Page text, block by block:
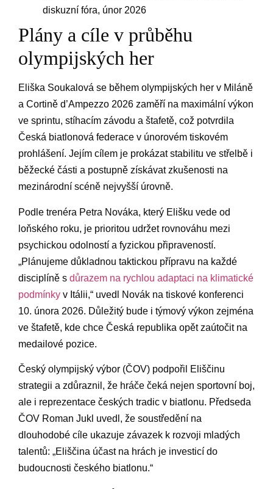
diskuzní fóra, únor 2026
Plány a cíle v průběhu
olympijských her
Eliška Soukalová se během olympijských her v Miláně
a Cortině d’Ampezzo 2026 zaměří na maximální výkon
ve sprintu, stíhacím závodu a štafetě, což potvrdila
Česká biatlonová federace v únorovém tiskovém
prohlášení. Jejím cílem je prokázat stabilitu ve střelbě i
běžecké části a postupně získávat zkušenosti na
mezinárodní scéně nejvyšší úrovně.
Podle trenéra Petra Nováka, který Elišku vede od
loňského roku, je prioritou udržet rovnováhu mezi
psychickou odolností a fyzickou připraveností.
„Plánujeme důkladnou taktickou přípravu na každé
disciplíně s důrazem na rychlou adaptaci na klimatické
podmínky v Itálii,“ uvedl Novák na tiskové konferenci
10. února 2026. Důležitý bude i týmový výkon zejména
ve štafetě, kde chce Česká republika opět zaútočit na
medailové pozice.
Český olympijský výbor (ČOV) podpořil Eliščinu
strategii a zdůraznil, že hráče čeká nejen sportovní boj,
ale i reprezentace českých tradic v biatlonu. Předseda
ČOV Roman Jukl uvedl, že soustředění na
dlouhodobé cíle ukazuje závazek k rozvoji mladých
talentů: „Eliščina účast na hrách je investicí do
budoucnosti českého biatlonu.“